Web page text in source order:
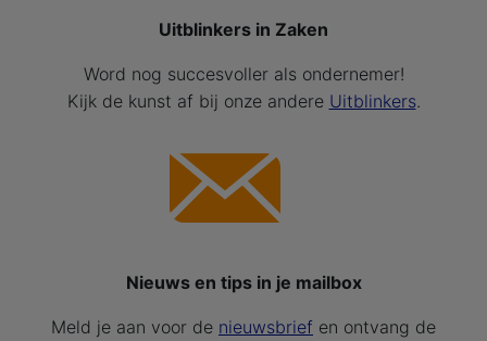
Uitblinkers in Zaken
Word nog succesvoller als ondernemer!
Kijk de kunst af bij onze andere Uitblinkers.
Nieuws en tips in je mailbox
Meld je aan voor de nieuwsbrief en ontvang de